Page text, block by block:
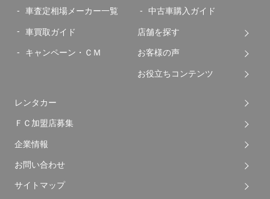
車査定相場メーカー一覧
車買取ガイド
キャンペーン・ＣＭ
中古車購入ガイド
店舗を探す
お客様の声
お役立ちコンテンツ
レンタカー
ＦＣ加盟店募集
企業情報
お問い合わせ
サイトマップ